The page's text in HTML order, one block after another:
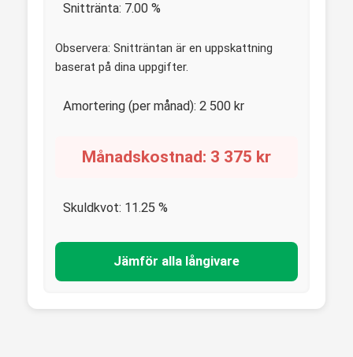
Snittränta: 7.00 %
Observera: Snitträntan är en uppskattning
baserat på dina uppgifter.
Amortering (per månad): 2 500 kr
Månadskostnad: 3 375 kr
Skuldkvot: 11.25 %
Jämför alla långivare